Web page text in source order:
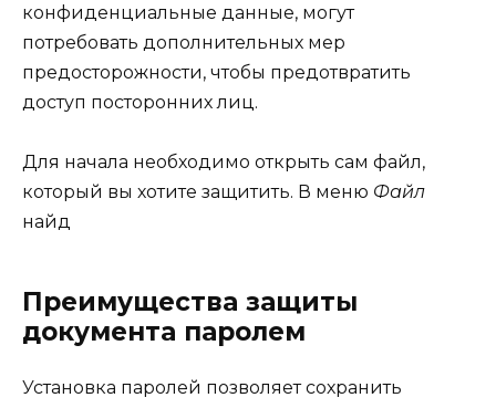
конфиденциальные данные, могут
потребовать дополнительных мер
предосторожности, чтобы предотвратить
доступ посторонних лиц.
Для начала необходимо открыть сам файл,
который вы хотите защитить. В меню Файл
найд
Преимущества защиты
документа паролем
Установка паролей позволяет сохранить